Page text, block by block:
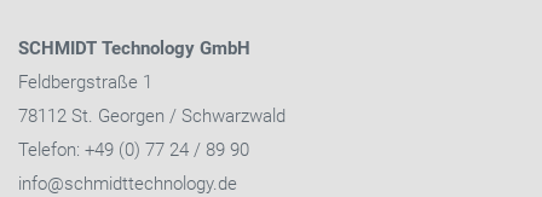
SCHMIDT Technology GmbH
Feldbergstraße 1
78112 St. Georgen / Schwarzwald
Telefon: +49 (0) 77 24 / 89 90
info@schmidttechnology.de